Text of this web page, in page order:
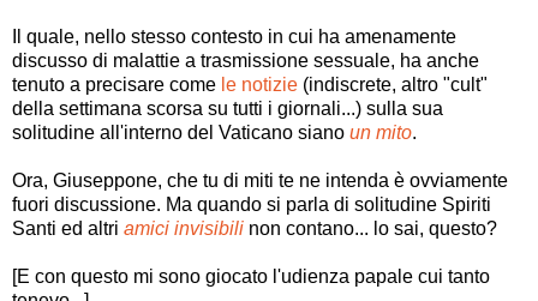
Il quale, nello stesso contesto in cui ha amenamente
discusso di malattie a trasmissione sessuale, ha anche
tenuto a precisare come le notizie (indiscrete, altro "cult"
della settimana scorsa su tutti i giornali...) sulla sua
solitudine all'interno del Vaticano siano un mito.
Ora, Giuseppone, che tu di miti te ne intenda è ovviamente
fuori discussione. Ma quando si parla di solitudine Spiriti
Santi ed altri amici invisibili non contano... lo sai, questo?
[E con questo mi sono giocato l'udienza papale cui tanto